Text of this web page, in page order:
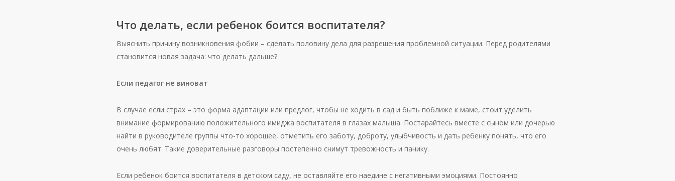
Что делать, если ребенок боится воспитателя?
Выяснить причину возникновения фобии – сделать половину дела для разрешения проблемной ситуации. Перед родителями
становится новая задача: что делать дальше?
Если педагог не виноват
В случае если страх – это форма адаптации или предлог, чтобы не ходить в сад и быть поближе к маме, стоит уделить
внимание формированию положительного имиджа воспитателя в глазах малыша. Постарайтесь вместе с сыном или дочерью
найти в руководителе группы что-то хорошее, отметить его заботу, доброту, улыбчивость и дать ребенку понять, что его
очень любят. Такие доверительные разговоры постепенно снимут тревожность и панику.
Если ребенок боится воспитателя в детском саду, не оставляйте его наедине с негативными эмоциями. Постоянно